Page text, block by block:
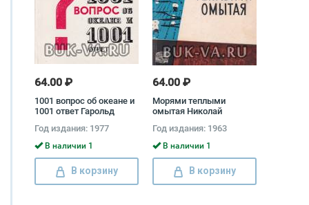
64.00 ₽
1001 вопрос об океане и
1001 ответ Гарольд
Год издания: 1977
В наличии 1
В корзину
64.00 ₽
Морями теплыми
омытая Николай
Год издания: 1963
В наличии 1
В корзину